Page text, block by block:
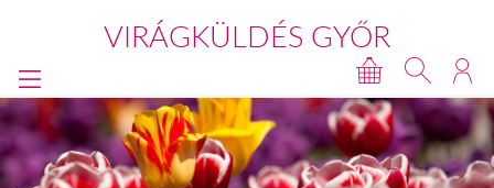
VIRÁGKÜLDÉS GYŐR